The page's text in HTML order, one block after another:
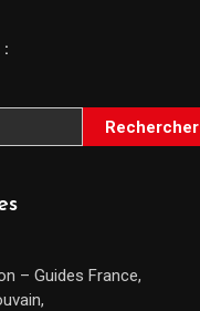
Rechercher
– Guides France,